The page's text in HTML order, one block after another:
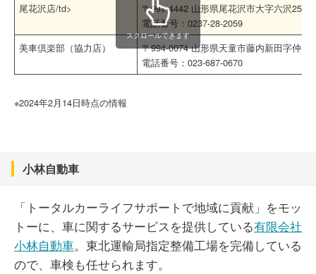
尾花沢店/td>
〒999-4442 山形県尾花沢市大字六沢257-
電話番号：0237-28-2059
美車倶楽部（協力店）
〒994-0074 山形県天童市藤内新田字仲原
電話番号：023-687-0670
スクロールできます
※2024年2月14日時点の情報
小林自動車
「トータルカーライフサポートで地域に貢献」をモッ
トーに、車に関するサービスを提供している有限会社
小林自動車。東北運輸局指定整備工場を完備している
ので、車検も任せられます。